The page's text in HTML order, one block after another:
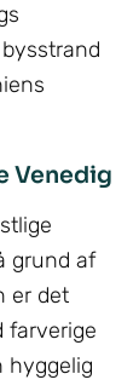
Venedig
grund af
er det
farverige
hyggelig